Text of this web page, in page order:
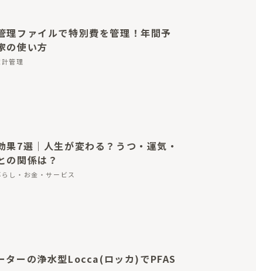
理ファイルで特別費を管理！年間予
の使い方
計管理
果7選｜人生が変わる？うつ・運気・
の関係は？
し・お金・サービス
ターの浄水型Locca(ロッカ)でPFAS